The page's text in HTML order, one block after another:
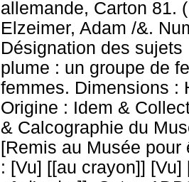
allemande, Carton 81.
Elzeimer, Adam /&.
Désignation des
plume : un groupe de
femmes. Dimensions :
Origine : Idem &
& Calcographie du
[Remis au Musée
: [Vu] [[au crayon]]